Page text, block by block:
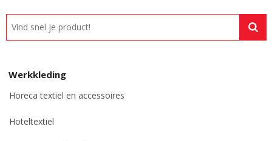
Werkkleding
Horeca textiel en accessoires
Hoteltextiel